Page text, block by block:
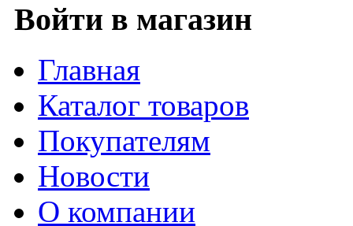
Войти в магазин
Главная
Каталог товаров
Покупателям
Новости
О компании